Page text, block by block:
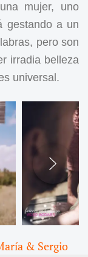
mujer, uno
gestando a un
pero son
irradia belleza
universal.
& Sergio